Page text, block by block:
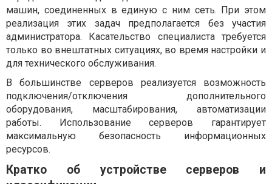
машин, соединенных в единую с ним сеть. При этом
реализация этих задач предполагается без участия
администратора. Касательство специалиста требуется
только во внештатных ситуациях, во время настройки и
для технического обслуживания.
В большинстве серверов реализуется возможность
подключения/отключения дополнительного
оборудования, масштабирования, автоматизации
работы. Использование серверов гарантирует
максимальную безопасность информационных
ресурсов.
Кратко об устройстве серверов и